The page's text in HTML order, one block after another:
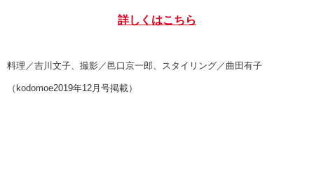
詳しくはこちら
料理／吉川文子、撮影／邑口京一郎、スタイリング／曲田有子
（kodomoe2019年12月号掲載）